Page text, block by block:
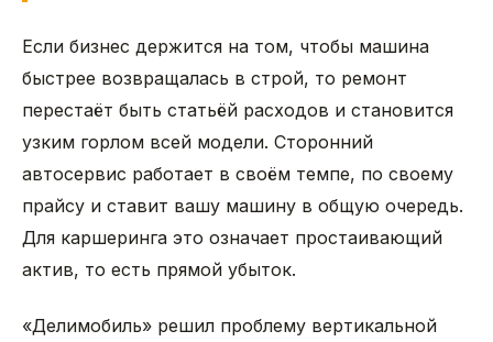
Если бизнес держится на том, чтобы машина
быстрее возвращалась в строй, то ремонт
перестаёт быть статьёй расходов и становится
узким горлом всей модели. Сторонний
автосервис работает в своём темпе, по своему
прайсу и ставит вашу машину в общую очередь.
Для каршеринга это означает простаивающий
актив, то есть прямой убыток.
«Делимобиль» решил проблему вертикальной